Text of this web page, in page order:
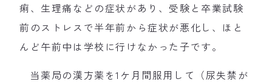
痢、生理痛などの症状があり、受験と卒業試験
前のストレスで半年前から症状が悪化し、ほと
んど午前中は学校に行けなかった子です。
当薬局の漢方薬を1ケ月間服用して（尿失禁が